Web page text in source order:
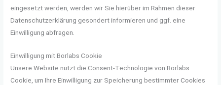
eingesetzt werden, werden wir Sie hierüber im Rahmen dieser
Datenschutzerklärung gesondert informieren und ggf. eine
Einwilligung abfragen.
Einwilligung mit Borlabs Cookie
Unsere Website nutzt die Consent-Technologie von Borlabs
Cookie, um Ihre Einwilligung zur Speicherung bestimmter Cookies